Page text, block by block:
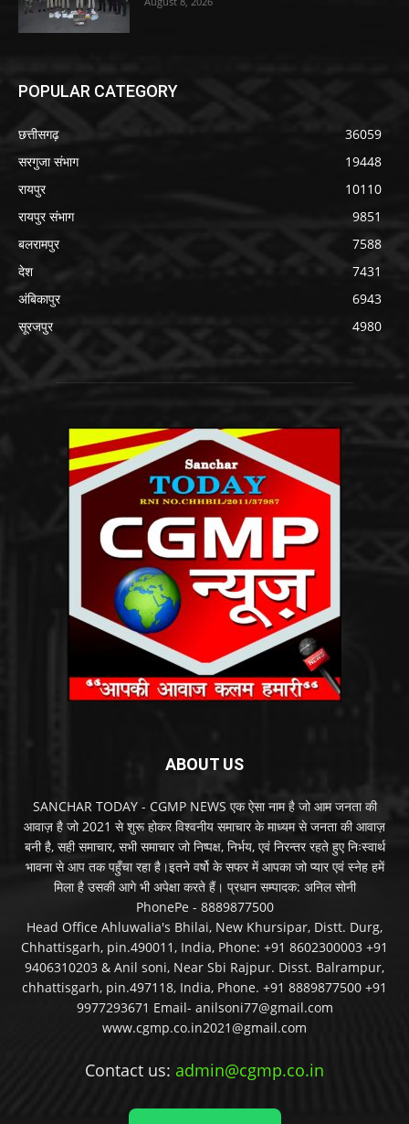
POPULAR CATEGORY
छत्तीसगढ़
36059
सरगुजा संभाग
19448
रायपुर
10110
रायपुर संभाग
9851
बलरामपुर
7588
देश
7431
अंबिकापुर
6943
सूरजपुर
4980
ABOUT US
SANCHAR TODAY - CGMP NEWS एक ऐसा नाम है जो आम जनता की
आवाज़ है जो 2021 से शुरू होकर विश्वनीय समाचार के माध्यम से जनता की आवाज़
बनी है, सही समाचार, सभी समाचार जो निष्पक्ष, निर्भय, एवं निरन्तर रहते हुए निःस्वार्थ
भावना से आप तक पहुँचा रहा है।इतने वर्षो के सफर में आपका जो प्यार एवं स्नेह हमें
मिला है उसकी आगे भी अपेक्षा करते हैं। प्रधान सम्पादक: अनिल सोनी
PhonePe - 8889877500
Head Office Ahluwalia's Bhilai, New Khursipar, Distt. Durg,
Chhattisgarh, pin.490011, India, Phone: +91 8602300003 +91
9406310203 & Anil soni, Near Sbi Rajpur. Disst. Balrampur,
chhattisgarh, pin.497118, India, Phone. +91 8889877500 +91
9977293671 Email- anilsoni77@gmail.com
www.cgmp.co.in2021@gmail.com
Contact us: admin@cgmp.co.in